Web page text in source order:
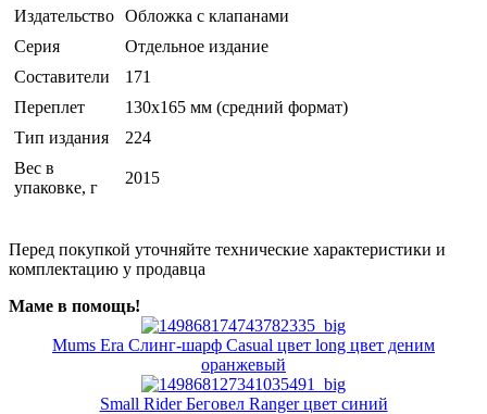
Издательство Обложка с клапанами
Серия
Отдельное издание
Составители
171
Переплет
130х165 мм (средний формат)
Тип издания
224
Вес в
упаковке, г
2015
Перед покупкой уточняйте технические характеристики и
комплектацию у продавца
Маме в помощь!
Mums Era Слинг-шарф Casual цвет long цвет деним
оранжевый
Small Rider Беговел Ranger цвет синий